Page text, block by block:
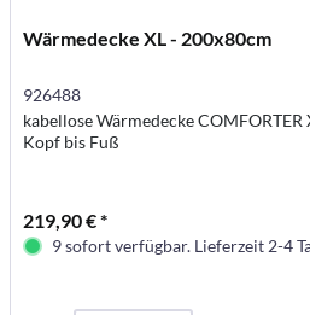
Wärmedecke XL - 200x80cm
926488
kabellose Wärmedecke
Kopf bis Fuß
219,90 € *
9 sofort verfügbar. Lieferzeit 2-4